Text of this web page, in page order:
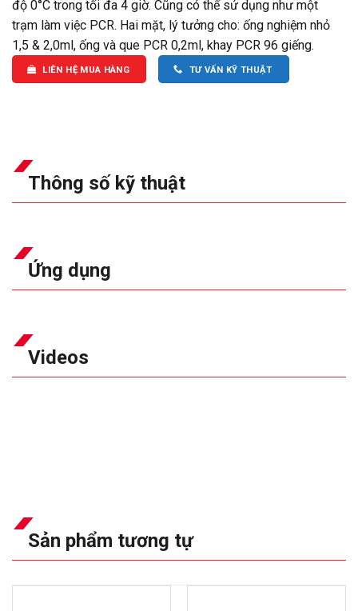
độ 0°C trong tối đa 4 giờ. Cũng có thể sử dụng như một
trạm làm việc PCR. Hai mặt, lý tưởng cho: ống nghiệm nhỏ
1,5 & 2,0ml, ống và que PCR 0,2ml, khay PCR 96 giếng.
LIÊN HỆ MUA HÀNG TƯ VẤN KỸ THUẬT
Thông số kỹ thuật
Ứng dụng
Videos
Sản phẩm tương tự